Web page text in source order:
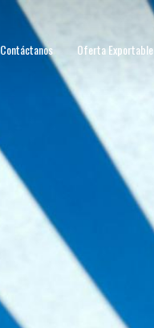
Contáctanos Oferta Exportable